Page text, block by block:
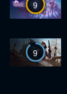
9
9